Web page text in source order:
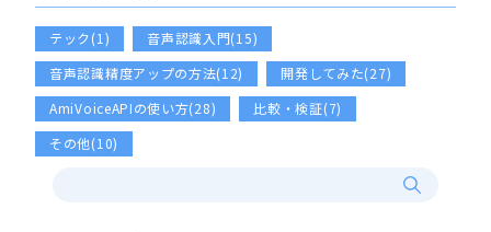
テック(1)
音声認識入門(15)
音声認識精度アップの方法(12)
開発してみた(27)
AmiVoiceAPIの使い方(28)
比較・検証(7)
その他(10)